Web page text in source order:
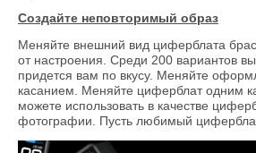
Создайте неповторимый образ
Меняйте внешний вид циферблата
от настроения. Среди 200 вариантов
придется вам по вкусу. Меняйте
касанием. Меняйте циферблат одним
можете использовать в качестве
фотографии. Пусть любимый циферблат